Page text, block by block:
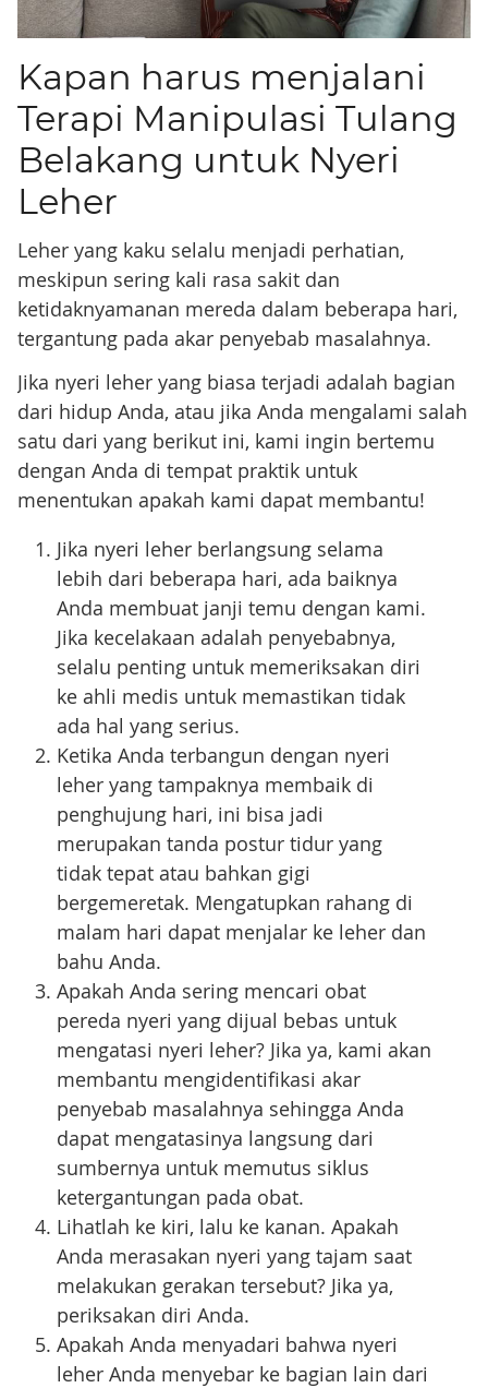
Kapan harus menjalani
Terapi Manipulasi Tulang
Belakang untuk Nyeri
Leher
Leher yang kaku selalu menjadi perhatian,
meskipun sering kali rasa sakit dan
ketidaknyamanan mereda dalam beberapa hari,
tergantung pada akar penyebab masalahnya.
Jika nyeri leher yang biasa terjadi adalah bagian
dari hidup Anda, atau jika Anda mengalami salah
satu dari yang berikut ini, kami ingin bertemu
dengan Anda di tempat praktik untuk
menentukan apakah kami dapat membantu!
Jika nyeri leher berlangsung selama
lebih dari beberapa hari, ada baiknya
Anda membuat janji temu dengan kami.
Jika kecelakaan adalah penyebabnya,
selalu penting untuk memeriksakan diri
ke ahli medis untuk memastikan tidak
ada hal yang serius.
Ketika Anda terbangun dengan nyeri
leher yang tampaknya membaik di
penghujung hari, ini bisa jadi
merupakan tanda postur tidur yang
tidak tepat atau bahkan gigi
bergemeretak. Mengatupkan rahang di
malam hari dapat menjalar ke leher dan
bahu Anda.
Apakah Anda sering mencari obat
pereda nyeri yang dijual bebas untuk
mengatasi nyeri leher? Jika ya, kami akan
membantu mengidentifikasi akar
penyebab masalahnya sehingga Anda
dapat mengatasinya langsung dari
sumbernya untuk memutus siklus
ketergantungan pada obat.
Lihatlah ke kiri, lalu ke kanan. Apakah
Anda merasakan nyeri yang tajam saat
melakukan gerakan tersebut? Jika ya,
periksakan diri Anda.
Apakah Anda menyadari bahwa nyeri
leher Anda menyebar ke bagian lain dari